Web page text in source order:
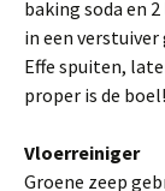
baking soda en
in een
Effe spuiten,
proper is de
Vloerreiniger
Groene zeep